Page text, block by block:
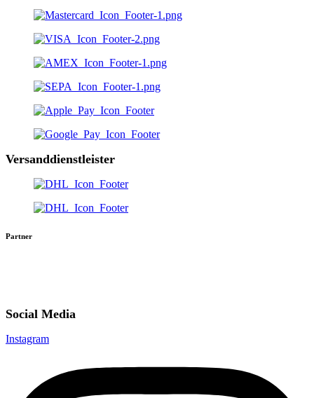
Versanddienstleister
Partner
Social Media
Instagram